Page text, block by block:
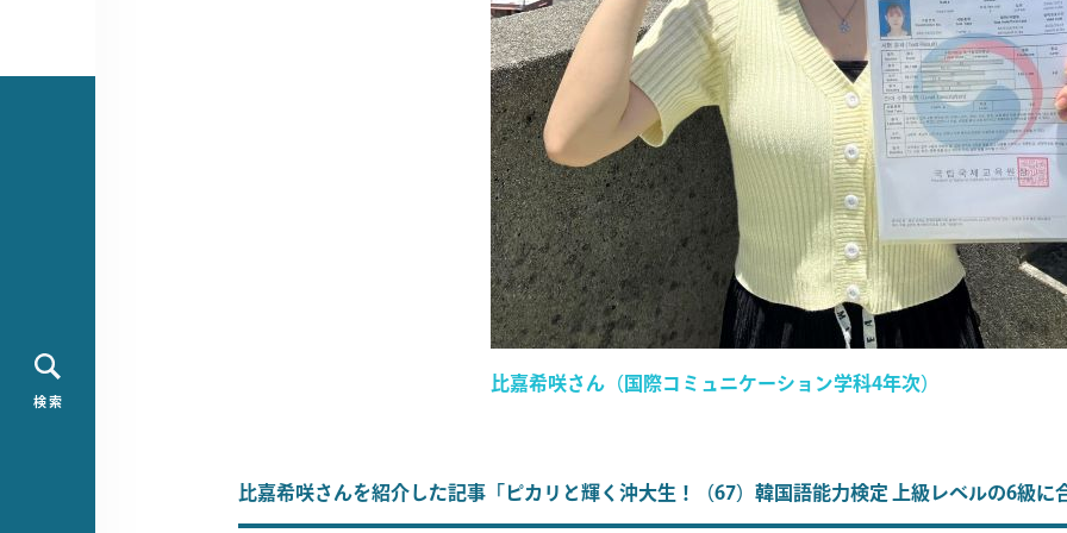
検 索
比嘉希咲さん（国際コミュニケーション学科4年次）
比嘉希咲さんを紹介した記事「ピカリと輝く沖大生！（67）韓国語能力検定 上級レベルの6級に